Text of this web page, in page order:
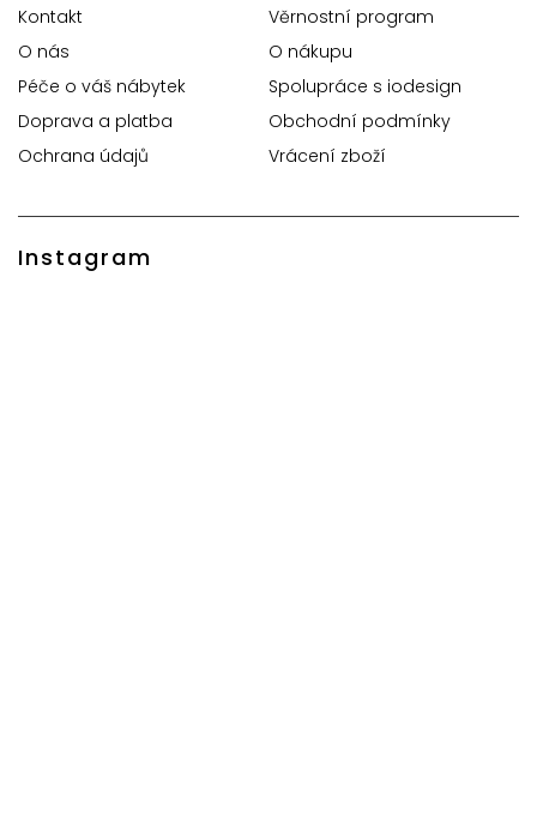
Kontakt
Věrnostní program
O nás
O nákupu
Péče o váš nábytek
Spolupráce s iodesign
Doprava a platba
Obchodní podmínky
Ochrana údajů
Vrácení zboží
Instagram